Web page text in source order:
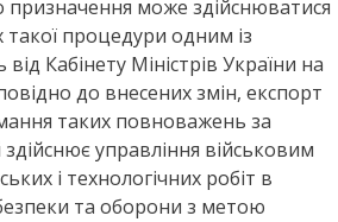
може здійснюватися
процедури одним із
Кабінету Міністрів України на
до внесених змін, експорт
таких повноважень за
управління військовим
і технологічних робіт в
та оборони з метою